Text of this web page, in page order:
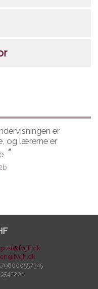
er
og lærerne er
"
post@fvgh.dk